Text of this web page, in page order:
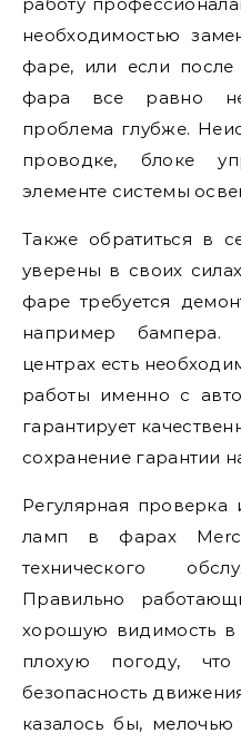
необходимостью
фаре, или если
фара все равно не
проблема глубже.
проводке, блоке
элементе системы
Также обратиться в
уверены в своих
фаре требуется
например бампера.
центрах есть
работы именно с
гарантирует
сохранение гарантии
Регулярная проверка
ламп в фарах
технического
Правильно
хорошую видимость
плохую погоду,
безопасность
казалось бы,